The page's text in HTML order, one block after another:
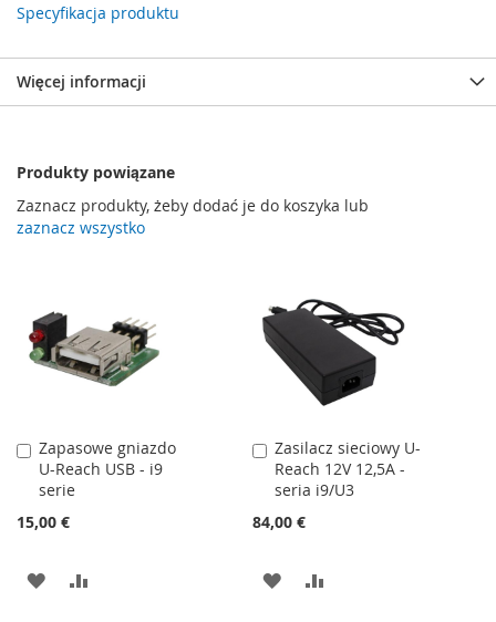
Specyfikacja produktu
Więcej informacji
Produkty powiązane
Zaznacz produkty, żeby dodać je do koszyka lub
zaznacz wszystko
Zapasowe gniazdo
U-Reach USB - i9
serie
15,00 €
Dodaj
do
koszyka
DODAJ
Zasilacz sieciowy U-
Reach 12V 12,5A -
seria i9/U3
84,00 €
Dodaj
do
koszyka
DODAJ